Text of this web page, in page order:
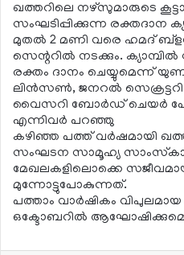
ഖത്തറിലെ നഴ്‌സുമാരുടെ
സംഘടിപ്പിക്കുന്ന രക്തദാന
മുതല്‍ 2 മണി വരെ ഹമദ്
സെന്ററില്‍ നടക്കും.
രക്തം ദാനം ചെയ്യുമെന്ന്
ലിന്‍സണ്‍, ജനറല്‍
വൈസറി ബോര്‍ഡ് ചെയര്‍
എന്നിവര്‍ പറഞ്ഞു
കഴിഞ്ഞ പത്ത് വര്‍ഷമായി
സംഘടന സാമൂഹ്യ
മേഖലകളിലൊക്കെ
മുന്നോട്ടുപോകുന്നത്.
പത്താം വാര്‍ഷികം വിപുലമായ
ഒക്ടോബറില്‍